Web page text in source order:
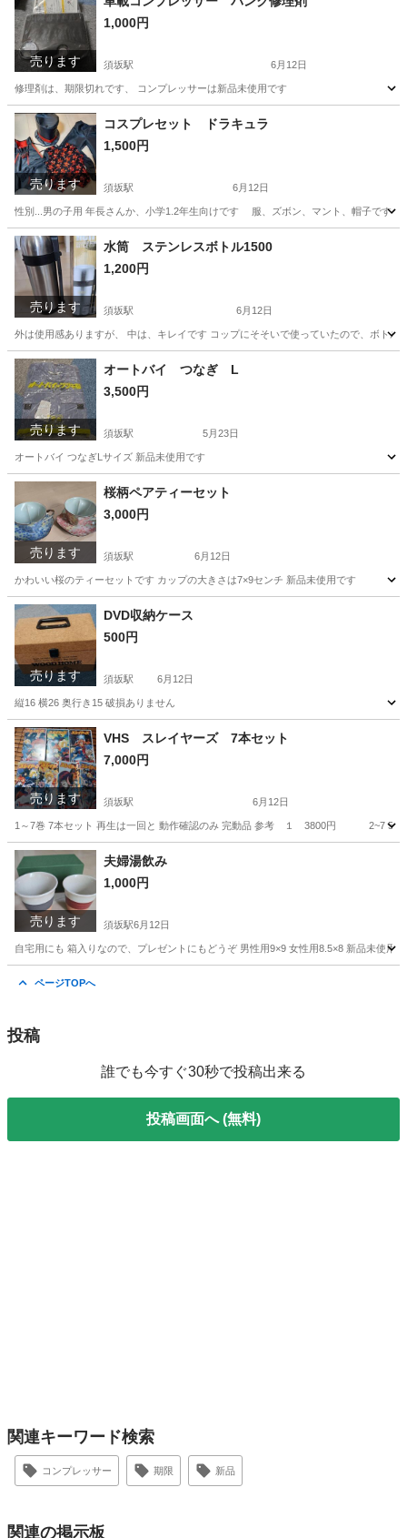
売ります
1,000円
須坂駅 6月12日
修理剤は、期限切れです、 コンプレッサーは新品未使用です
長野 須坂市 須坂駅 メンテナンス用品
売ります
コスプレセット ドラキュラ
1,500円
須坂駅 6月12日
性別...男の子用 年長さんか、小学1.2年生向けです 服、ズボン、マント、帽子です
長野 須坂市 須坂駅 キッズ用品
売ります
水筒 ステンレスボトル1500
1,200円
須坂駅 6月12日
外は使用感ありますが、 中は、キレイです コップにそそいで使っていたので、ボトル
長野 須坂市 須坂駅 家庭用品
売ります
オートバイ つなぎ L
3,500円
須坂駅 5月23日
オートバイ つなぎLサイズ 新品未使用です
長野 須坂市 須坂駅 その他 オートバイ
売ります
桜柄ペアティーセット
3,000円
須坂駅 6月12日
かわいい桜のティーセットです カップの大きさは7×9センチ 新品未使用です
長野 須坂市 須坂駅
売ります
DVD収納ケース
500円
須坂駅 6月12日
縦16 横26 奥行き15 破損ありません
長野 須坂市 収納家具
売ります
VHS スレイヤーズ 7本セット
7,000円
須坂駅 6月12日
1～7巻 7本セット 再生は一回と 動作確認のみ 完動品 参考 １ 3800円 2~7
長野 須坂市 須坂駅
売ります
夫婦湯飲み
1,000円
須坂駅6月12日
自宅用にも 箱入りなので、プレゼントにもどうぞ 男性用9×9 女性用8.5×8 新品未使用
ページTOPへ
投稿
誰でも今すぐ30秒で投稿出来る
投稿画面へ (無料)
関連キーワード検索
コンプレッサー 期限 新品
関連の掲示板